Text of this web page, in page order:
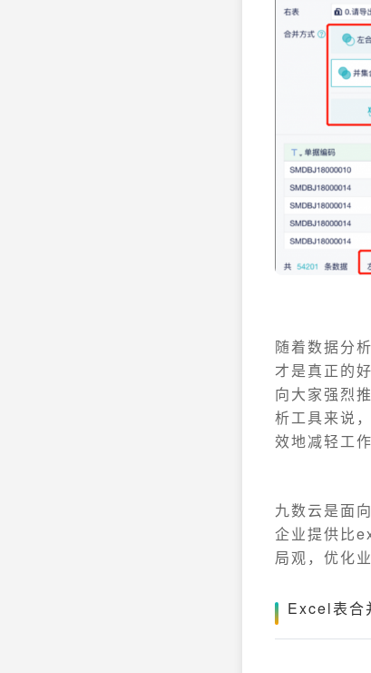
随着数据分
才是真正的
向大家强烈
析工具来说
效地减轻工
九数云是面
企业提供比
局观，优化
Excel表合